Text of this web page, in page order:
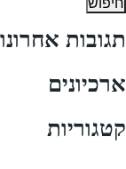
תגובות
ארכיונים
קטגוריות